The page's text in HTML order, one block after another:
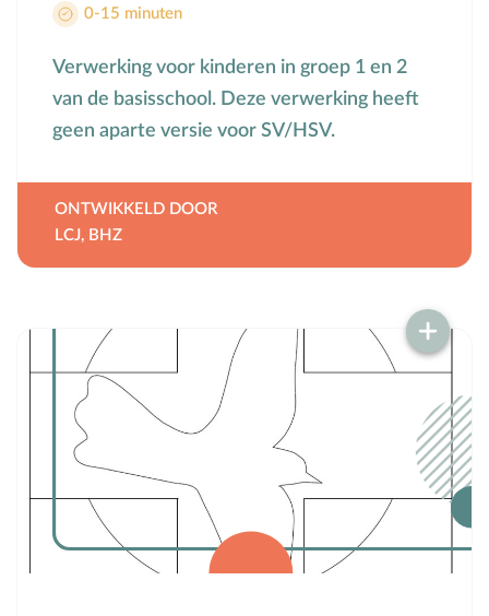
0-15 minuten
Verwerking voor kinderen in groep 1 en 2
van de basisschool. Deze verwerking heeft
geen aparte versie voor SV/HSV.
ONTWIKKELD DOOR
LCJ, BHZ